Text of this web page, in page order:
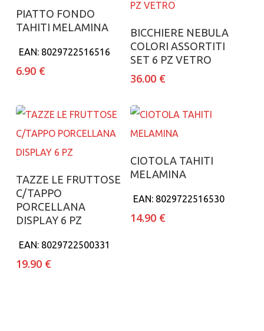
Aggiungi al carrello
PIATTO FONDO
TAHITI MELAMINA
EAN: 8029722516516
6.90 €
Aggiungi al carrello
BICCHIERE NEBULA
COLORI ASSORTITI
SET 6 PZ VETRO
36.00 €
Aggiungi al carrello
TAZZE LE FRUTTOSE
C/TAPPO
PORCELLANA
DISPLAY 6 PZ
EAN: 8029722500331
19.90 €
Aggiungi al carrello
CIOTOLA TAHITI
MELAMINA
EAN: 8029722516530
14.90 €